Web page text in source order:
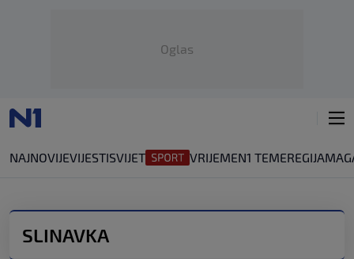
Oglas
NAJNOVIJEVIJESTISVIJET VRIJEMEN1 TEMEREGIJA
SLINAVKA